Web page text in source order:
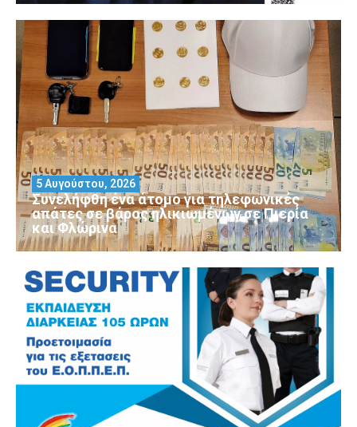
Συνελήφθη ένα άτομο για τηλεφωνικές
απάτες σε βάρος ηλικιωμένων σε Πιερία
και Φλώρινα
5 Αυγούστου, 2026